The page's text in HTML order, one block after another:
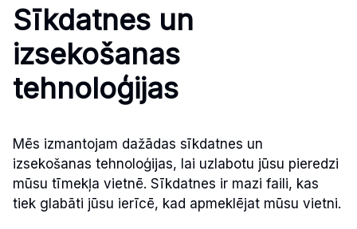
Sīkdatnes un
izsekošanas
tehnoloģijas
Mēs izmantojam dažādas sīkdatnes un
izsekošanas tehnoloģijas, lai uzlabotu jūsu pieredzi
mūsu tīmekļa vietnē. Sīkdatnes ir mazi faili, kas
tiek glabāti jūsu ierīcē, kad apmeklējat mūsu vietni.